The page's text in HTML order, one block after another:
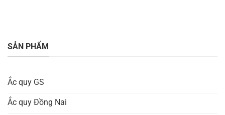
SẢN PHẨM
Ắc quy GS
Ắc quy Đồng Nai